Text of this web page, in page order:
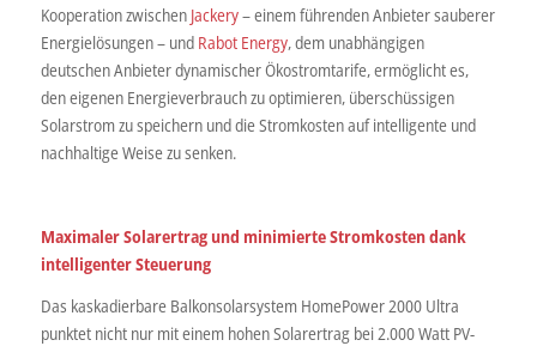
Kooperation zwischen Jackery– einem führenden Anbieter sauberer
Energielösungen – und Rabot Energy, dem unabhängigen
deutschen Anbieter dynamischer Ökostromtarife, ermöglicht es,
den eigenen Energieverbrauch zu optimieren, überschüssigen
Solarstrom zu speichern und die Stromkosten auf intelligente und
nachhaltige Weise zu senken.
Maximaler Solarertrag und minimierte Stromkosten dank
intelligenter Steuerung
Das kaskadierbare Balkonsolarsystem HomePower 2000 Ultra
punktet nicht nur mit einem hohen Solarertrag bei 2.000 Watt PV-